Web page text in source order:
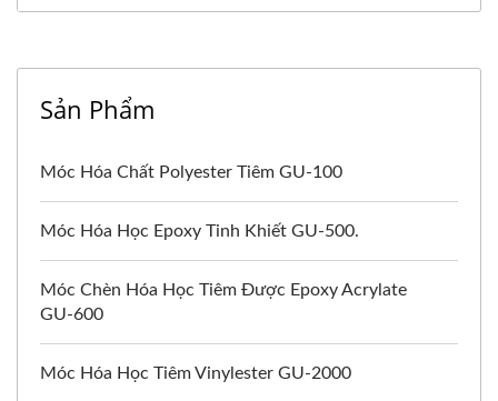
Sản Phẩm
Móc Hóa Chất Polyester Tiêm GU-100
Móc Hóa Học Epoxy Tinh Khiết GU-500.
Móc Chèn Hóa Học Tiêm Được Epoxy Acrylate
GU-600
Móc Hóa Học Tiêm Vinylester GU-2000